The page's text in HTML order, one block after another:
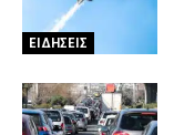
ΕΙΔΗΣΕΙΣ